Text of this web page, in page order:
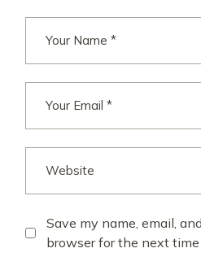
Save my name, email,
browser for the next time